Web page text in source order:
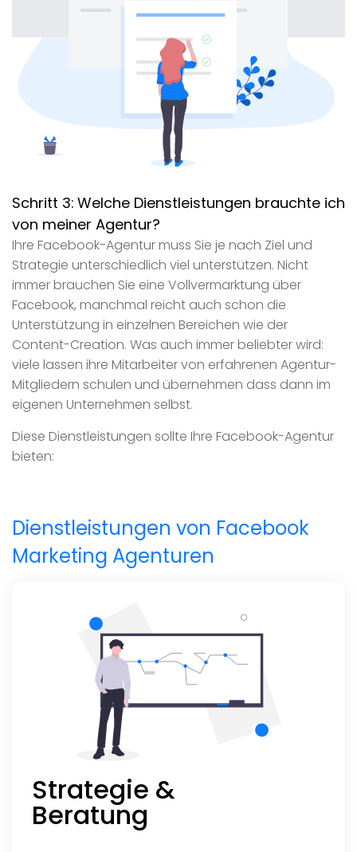
Schritt 3: Welche Dienstleistungen brauchte ich
von meiner Agentur?
Ihre Facebook-Agentur muss Sie je nach Ziel und
Strategie unterschiedlich viel unterstützen. Nicht
immer brauchen Sie eine Vollvermarktung über
Facebook, manchmal reicht auch schon die
Unterstützung in einzelnen Bereichen wie der
Content-Creation. Was auch immer beliebter wird:
viele lassen ihre Mitarbeiter von erfahrenen Agentur-
Mitgliedern schulen und übernehmen dass dann im
eigenen Unternehmen selbst.
Diese Dienstleistungen sollte Ihre Facebook-Agentur
bieten:
Dienstleistungen von Facebook
Marketing Agenturen
Strategie &
Beratung